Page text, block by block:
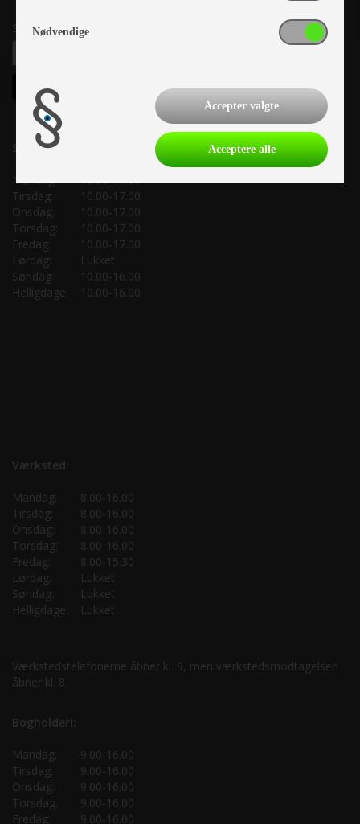
Samtykke til nyhedsbrev
Salgsafdeling:
Mandag:
Tirsdag:
10.00-17.00
Onsdag:
10.00-17.00
Torsdag:
10.00-17.00
Fredag:
10.00-17.00
Lørdag:
Lukket
Søndag:
10.00-16.00
Helligdage:
10.00-16.00
Værksted:
Mandag:
8.00-16.00
Tirsdag:
8.00-16.00
Onsdag:
8.00-16.00
Torsdag:
8.00-16.00
Fredag:
8.00-15.30
Lørdag:
Lukket
Søndag:
Lukket
Helligdage:
Lukket
Værkstedstelefonerne åbner kl. 9, men værkstedsmodtagelsen
åbner kl. 8.
Bogholderi:
Mandag:
9.00-16.00
Tirsdag:
9.00-16.00
Onsdag:
9.00-16.00
Torsdag:
9.00-16.00
Fredag:
9.00-16.00
Nødvendige
Accepter valgte
Acceptere alle